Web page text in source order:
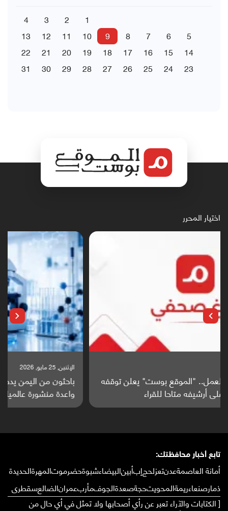
1
2
3
4
5
6
7
8
9
10
11
12
13
14
15
16
17
18
19
20
21
22
23
24
25
26
27
28
29
30
31
اختيار المحرر
باحثون من اليمن يدخلون سباق أبحاث ألزهايمر بدراسة
واعدة منشورة عالميا (ترجمة)
تابع أخبار محافظتك:
أمانة العاصمةعدنتعزلحجإبأبينالبيضاءشبوةحضرموتالمهرةالحديدة
ذمارصنعاءريمةالمحويتحجةصعدةالجوفمأربعمرانالضالعسقطرى
[ الكتابات والآراء تعبر عن رأي أصحابها ولا تمثل في أي حال من